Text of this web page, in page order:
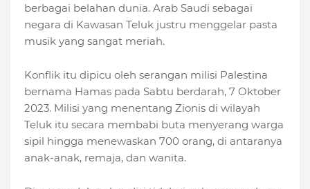
berbagai belahan dunia. Arab Saudi sebagai
negara di Kawasan Teluk justru menggelar pasta
musik yang sangat meriah.
Konflik itu dipicu oleh serangan milisi Palestina
bernama Hamas pada Sabtu berdarah, 7 Oktober
2023. Milisi yang menentang Zionis di wilayah
Teluk itu secara membabi buta menyerang warga
sipil hingga menewaskan 700 orang, di antaranya
anak-anak, remaja, dan wanita.